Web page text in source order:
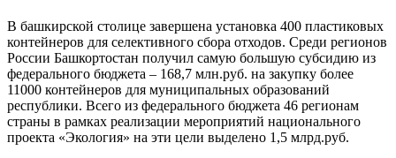
В башкирской столице завершена установка 400 пластиковых
контейнеров для селективного сбора отходов. Среди регионов
России Башкортостан получил самую большую субсидию из
федерального бюджета – 168,7 млн.руб. на закупку более
11000 контейнеров для муниципальных образований
республики. Всего из федерального бюджета 46 регионам
страны в рамках реализации мероприятий национального
проекта «Экология» на эти цели выделено 1,5 млрд.руб.